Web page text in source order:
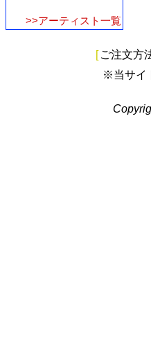
>>アーティスト一覧
[ ご注文方
※当サイ